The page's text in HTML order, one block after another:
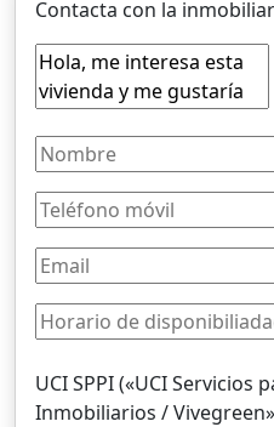
Contacta con la
UCI SPPI («UCI Servicios
Inmobiliarios /